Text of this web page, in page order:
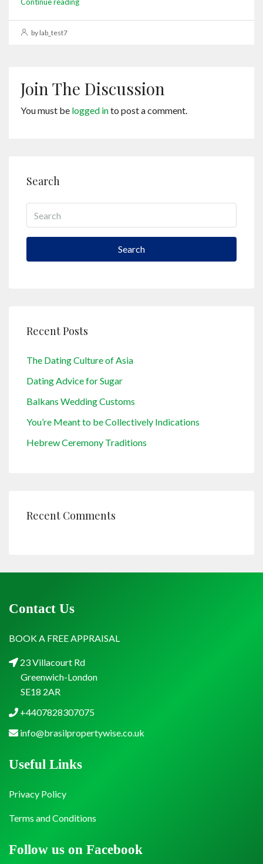
by lab_test7
Join The Discussion
You must be logged into post a comment.
Search
Search
Recent Posts
The Dating Culture of Asia
Dating Advice for Sugar
Balkans Wedding Customs
You’re Meant to be Collectively Indications
Hebrew Ceremony Traditions
Recent Comments
Contact Us
BOOK A FREE APPRAISAL
23 Villacourt Rd
Greenwich-London
SE18 2AR
+4407828307075
info@brasilpropertywise.co.uk
Follow us on Facebook
Useful Links
Privacy Policy
Terms and Conditions